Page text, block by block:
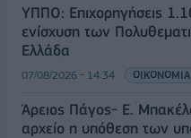
ΥΠΠΟ: Επιχορηγήσεις
ενίσχυση των
Ελλάδα
07/08/2026 - 14:34 ΟΙΚΟΝΟΜΙΑ
Άρειος Πάγος- Ε.
αρχείο η υπόθεση των